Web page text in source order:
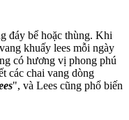
đáy bể hoặc thùng. Khi
khuấy lees mỗi ngày
có hương vị phong phú
các chai vang dòng
", và Lees cũng phổ biến